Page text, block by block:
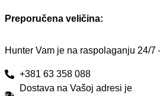
Preporučena veličina:
Hunter Vam je na raspolaganju 24/
+381 63 358 088
Dostava na Vašoj adresi je